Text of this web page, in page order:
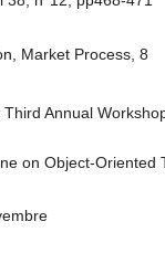
Market Process, 8
Annual
on Object-Oriented